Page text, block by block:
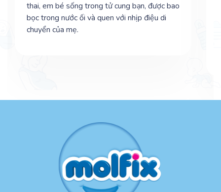
thai, em bé sống trong tử cung bạn, được bao
bọc trong nước ối và quen với nhịp điệu di
chuyển của mẹ.